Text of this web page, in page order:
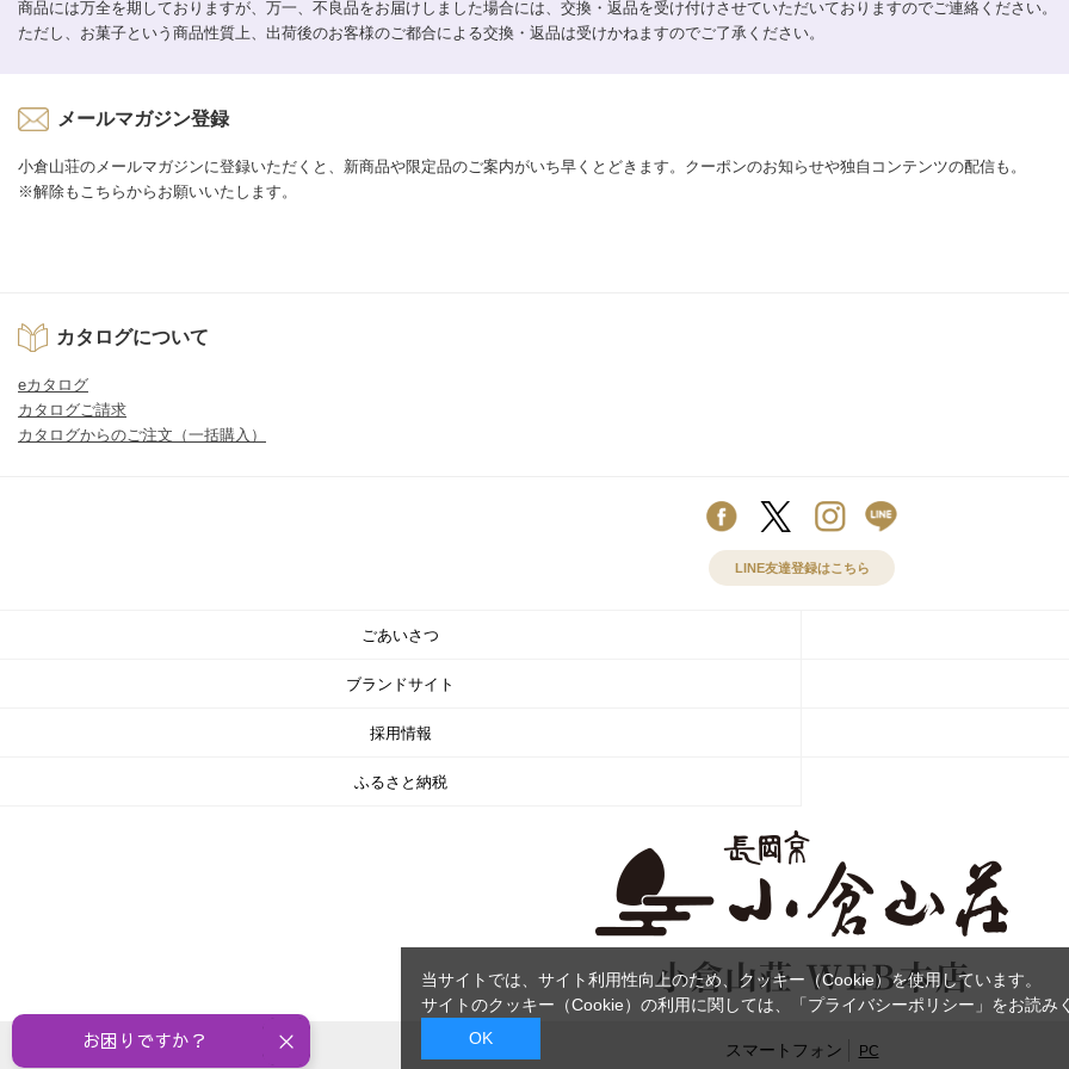
PC
スマートフォン
商品には万全を期しておりますが、万一、不良品をお届けしました場合には、交換・返品を受け付けさせていただいておりますのでご連絡ください。
ただし、お菓子という商品性質上、出荷後のお客様のご都合による交換・返品は受けかねますのでご了承ください。
メールマガジン登録
小倉山荘のメールマガジンに登録いただくと、新商品や限定品のご案内がいち早くとどきます。クーポンのお知らせや独自コンテンツの配信も。
※解除もこちらからお願いいたします。
カタログについて
eカタログ
カタログご請求
カタログからのご注文（一括購入）
LINE友達登録はこちら
ごあいさつ
ブランドサイト
採用情報
ふるさと納税
当サイトでは、サイト利用性向上のため、クッキー（Cookie）を使用しています。
サイトのクッキー（Cookie）の利用に関しては、
「プライバシーポリシー」 をお読み
OK
お困りですか？